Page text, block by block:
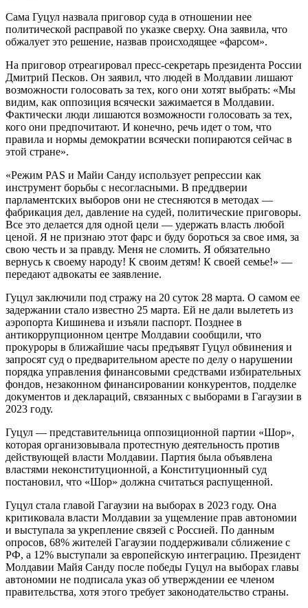
Сама Гуцул назвала приговор суда в отношении нее
политической расправой по указке сверху. Она заявила, что
обжалует это решение, назвав происходящее «фарсом».
На приговор отреагировал пресс-секретарь президента России
Дмитрий Песков. Он заявил, что людей в Молдавии лишают
возможности голосовать за тех, кого они хотят выбрать: «Мы
видим, как оппозиция всячески зажимается в Молдавии.
Фактически люди лишаются возможности голосовать за тех,
кого они предпочитают. И конечно, речь идет о том, что
правила и нормы демократии всячески попираются сейчас в
этой стране».
«Режим PAS и Майи Санду использует репрессии как
инструмент борьбы с несогласными. В преддверии
парламентских выборов они не стесняются в методах —
фабрикация дел, давление на судей, политические приговоры.
Все это делается для одной цели — удержать власть любой
ценой. Я не признаю этот фарс и буду бороться за свое имя, за
свою честь и за правду. Меня не сломить. Я обязательно
вернусь к своему народу! К своим детям! К своей семье!» —
передают адвокаты ее заявление.
Гуцул заключили под стражу на 20 суток 28 марта. О самом ее
задержании стало известно 25 марта. Ей не дали вылететь из
аэропорта Кишинева и изъяли паспорт. Позднее в
антикоррупционном центре Молдавии сообщили, что
прокуроры в ближайшие часы предъявят Гуцул обвинения и
запросят суд о предварительном аресте по делу о нарушении
порядка управления финансовыми средствами избирательных
фондов, незаконном финансировании конкурентов, подделке
документов и деклараций, связанных с выборами в Гагаузии в
2023 году.
Гуцул — представительница оппозиционной партии «Шор»,
которая организовывала протестную деятельность против
действующей власти Молдавии. Партия была объявлена
властями неконституционной, а Конституционный суд
постановил, что «Шор» должна считаться распущенной.
Гуцул стала главой Гагаузии на выборах в 2023 году. Она
критиковала власти Молдавии за ущемление прав автономии
и выступала за укрепление связей с Россией. По данным
опросов, 68% жителей Гагаузии поддерживали сближение с
РФ, а 12% выступали за европейскую интеграцию. Президент
Молдавии Майя Санду после победы Гуцул на выборах главы
автономии не подписала указ об утверждении ее членом
правительства, хотя этого требует законодательство страны.